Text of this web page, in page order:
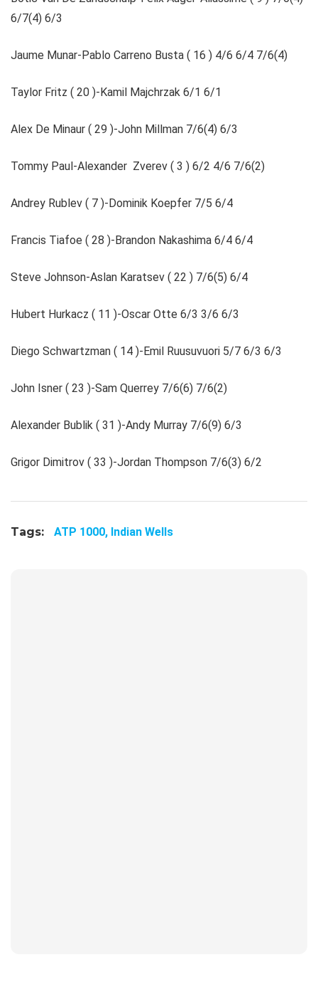
6/7(4) 6/3
Jaume Munar-Pablo Carreno Busta ( 16 ) 4/6 6/4 7/6(4)
Taylor Fritz ( 20 )-Kamil Majchrzak 6/1 6/1
Alex De Minaur ( 29 )-John Millman 7/6(4) 6/3
Tommy Paul-Alexander Zverev ( 3 ) 6/2 4/6 7/6(2)
Andrey Rublev ( 7 )-Dominik Koepfer 7/5 6/4
Francis Tiafoe ( 28 )-Brandon Nakashima 6/4 6/4
Steve Johnson-Aslan Karatsev ( 22 ) 7/6(5) 6/4
Hubert Hurkacz ( 11 )-Oscar Otte 6/3 3/6 6/3
Diego Schwartzman ( 14 )-Emil Ruusuvuori 5/7 6/3 6/3
John Isner ( 23 )-Sam Querrey 7/6(6) 7/6(2)
Alexander Bublik ( 31 )-Andy Murray 7/6(9) 6/3
Grigor Dimitrov ( 33 )-Jordan Thompson 7/6(3) 6/2
Tags: ATP 1000, Indian Wells